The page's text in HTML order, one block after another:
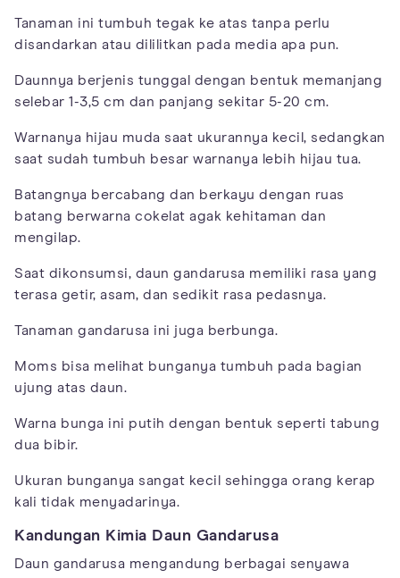
Tanaman ini tumbuh tegak ke atas tanpa perlu
disandarkan atau dililitkan pada media apa pun.
Daunnya berjenis tunggal dengan bentuk memanjang
selebar 1-3,5 cm dan panjang sekitar 5-20 cm.
Warnanya hijau muda saat ukurannya kecil, sedangkan
saat sudah tumbuh besar warnanya lebih hijau tua.
Batangnya bercabang dan berkayu dengan ruas
batang berwarna cokelat agak kehitaman dan
mengilap.
Saat dikonsumsi, daun gandarusa memiliki rasa yang
terasa getir, asam, dan sedikit rasa pedasnya.
Tanaman gandarusa ini juga berbunga.
Moms bisa melihat bunganya tumbuh pada bagian
ujung atas daun.
Warna bunga ini putih dengan bentuk seperti tabung
dua bibir.
Ukuran bunganya sangat kecil sehingga orang kerap
kali tidak menyadarinya.
Kandungan Kimia Daun Gandarusa
Daun gandarusa mengandung berbagai senyawa